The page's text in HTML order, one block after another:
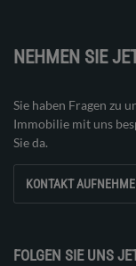
NEHMEN SIE
Sie haben Fragen zu
Immobilie mit uns
Sie da.
KONTAKT
FOLGEN SIE UNS